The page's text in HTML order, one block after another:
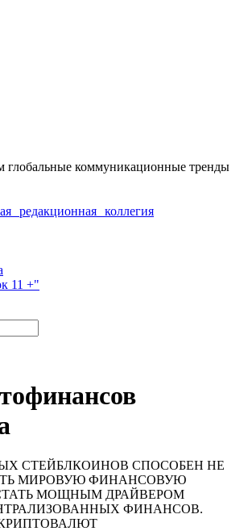
глобальные коммуникационные тренды
редакционная коллегия
11 +"
СТЕЙБЛКОИНОВ СПОСОБЕН НЕ
МИРОВУЮ ФИНАНСОВУЮ
МОЩНЫМ ДРАЙВЕРОМ
ФИНАНСОВ.